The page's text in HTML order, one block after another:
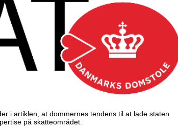
i artiklen, at dommernes tendens til at lade staten
på skatteområdet.